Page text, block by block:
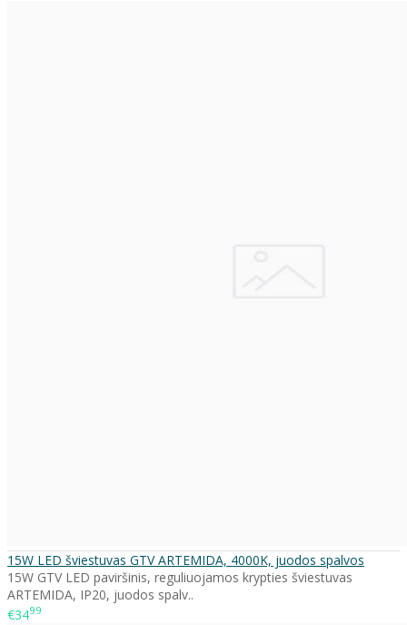
15W LED šviestuvas GTV ARTEMIDA, 4000K, juodos spalvos
15W GTV LED paviršinis, reguliuojamos krypties šviestuvas
ARTEMIDA, IP20, juodos spalv..
€3499